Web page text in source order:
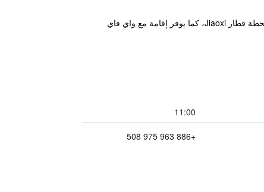
يقع مكان إقامة "Green Park Homestay" في ليودونغ حيث يبعد مسافة 3 كم عن محطة قطارات Luodong و19 كم عن محطة قطار Jiaoxi، كما يوفر إقامة مع واي فاي
11:00
+886 963 975 508